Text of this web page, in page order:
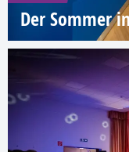
Der Sommer